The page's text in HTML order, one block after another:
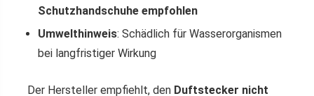
Schutzhandschuhe empfohlen
Umwelthinweis: Schädlich für Wasserorganismen
bei langfristiger Wirkung
Der Hersteller empfiehlt, den Duftstecker nicht